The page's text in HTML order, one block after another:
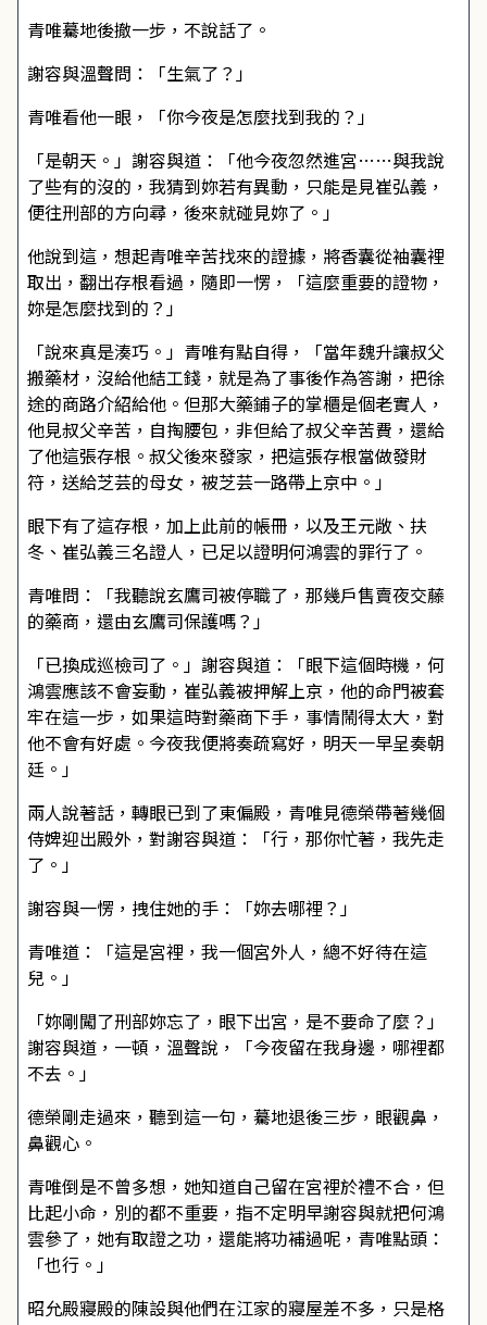
青唯驀地後撤一步，不說話了。
謝容與溫聲問：「生氣了？」
青唯看他一眼，「你今夜是怎麼找到我的？」
「是朝天。」謝容與道：「他今夜忽然進宮……與我說
了些有的沒的，我猜到妳若有異動，只能是見崔弘義，
便往刑部的方向尋，後來就碰見妳了。」
他說到這，想起青唯辛苦找來的證據，將香囊從袖囊裡
取出，翻出存根看過，隨即一愣，「這麼重要的證物，
妳是怎麼找到的？」
「說來真是湊巧。」青唯有點自得，「當年魏升讓叔父
搬藥材，沒給他結工錢，就是為了事後作為答謝，把徐
途的商路介紹給他。但那大藥鋪子的掌櫃是個老實人，
他見叔父辛苦，自掏腰包，非但給了叔父辛苦費，還給
了他這張存根。叔父後來發家，把這張存根當做發財
符，送給芝芸的母女，被芝芸一路帶上京中。」
眼下有了這存根，加上此前的帳冊，以及王元敞、扶
冬、崔弘義三名證人，已足以證明何鴻雲的罪行了。
青唯問：「我聽說玄鷹司被停職了，那幾戶售賣夜交藤
的藥商，還由玄鷹司保護嗎？」
「已換成巡檢司了。」謝容與道：「眼下這個時機，何
鴻雲應該不會妄動，崔弘義被押解上京，他的命門被套
牢在這一步，如果這時對藥商下手，事情鬧得太大，對
他不會有好處。今夜我便將奏疏寫好，明天一早呈奏朝
廷。」
兩人說著話，轉眼已到了東偏殿，青唯見德榮帶著幾個
侍婢迎出殿外，對謝容與道：「行，那你忙著，我先走
了。」
謝容與一愣，拽住她的手：「妳去哪裡？」
青唯道：「這是宮裡，我一個宮外人，總不好待在這
兒。」
「妳剛闖了刑部妳忘了，眼下出宮，是不要命了麼？」
謝容與道，一頓，溫聲說，「今夜留在我身邊，哪裡都
不去。」
德榮剛走過來，聽到這一句，驀地退後三步，眼觀鼻，
鼻觀心。
青唯倒是不曾多想，她知道自己留在宮裡於禮不合，但
比起小命，別的都不重要，指不定明早謝容與就把何鴻
雲參了，她有取證之功，還能將功補過呢，青唯點頭：
「也行。」
昭允殿寢殿的陳設與他們在江家的寢屋差不多，只是格